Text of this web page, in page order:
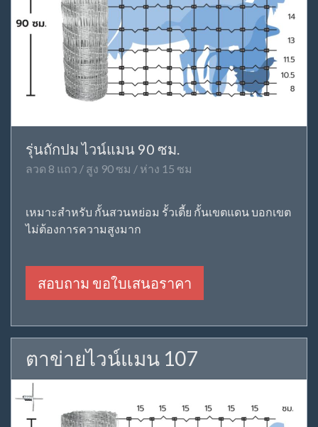
รุ่นถักปม ไวน์แมน 90 ซม.
ลวด 8 แถว / สูง 90 ซม / ห่าง 15 ซม
เหมาะสำหรับ กั้นสวนหย่อม รั้วเตี้ย กั้นเขตแดน บอกเขต
ไม่ต้องการความสูงมาก
สอบถาม ขอใบเสนอราคา
ตาข่ายไวน์แมน 107